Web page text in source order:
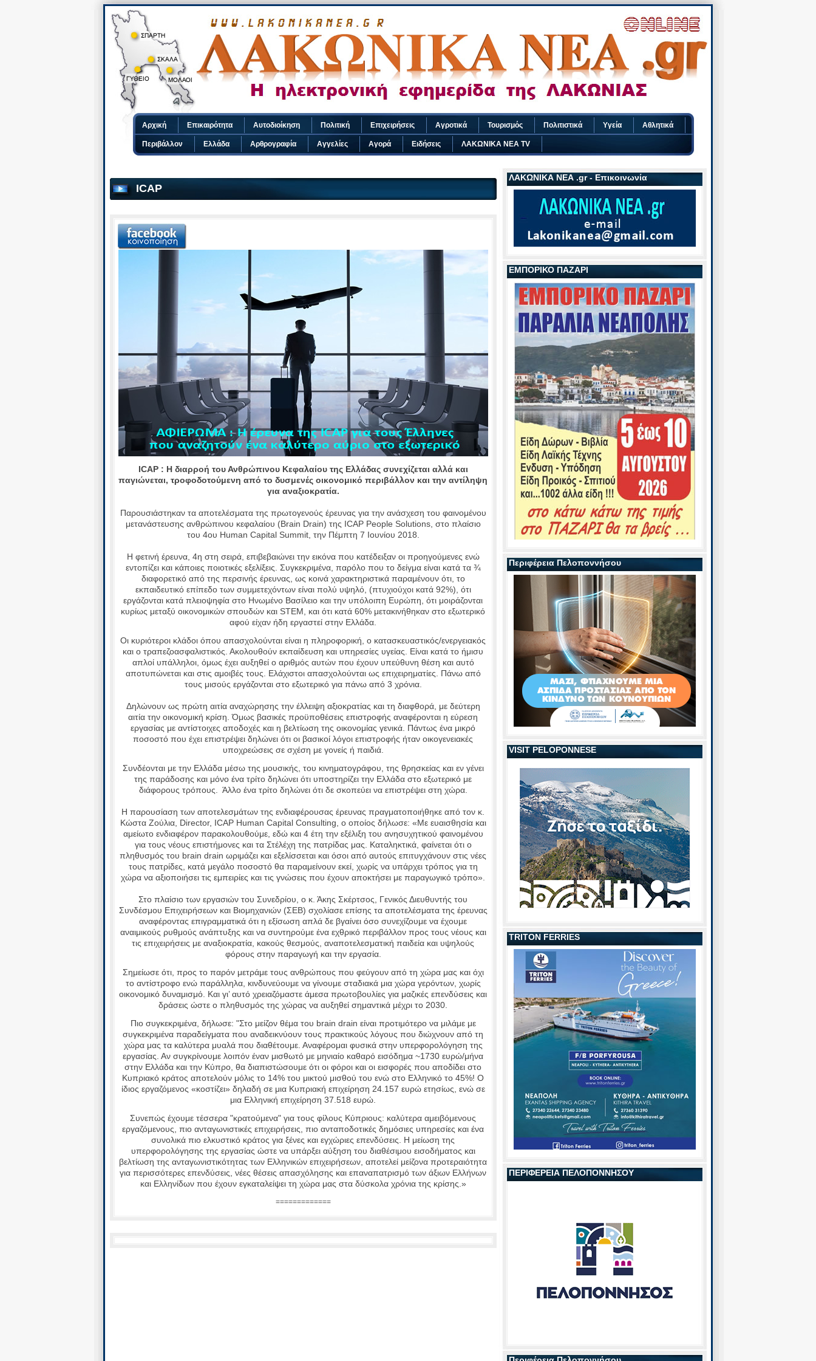
ΛΑΚΩΝΙΚΑ ΝΕΑ .gr - Επικοινωνία
ΕΜΠΟΡΙΚΟ ΠΑΖΑΡΙ
Περιφέρεια Πελοποννήσου
VISIT PELOPONNESE
TRITON FERRIES
ΠΕΡΙΦΕΡΕΙΑ ΠΕΛΟΠΟΝΝΗΣΟΥ
ICAP
ΙCAP : Η διαρροή του Ανθρώπινου Κεφαλαίου της Ελλάδας συνεχίζεται αλλά και
παγιώνεται, τροφοδοτούμενη από το δυσμενές οικονομικό περιβάλλον και την αντίληψη
για αναξιοκρατία.
Παρουσιάστηκαν τα αποτελέσματα της πρωτογενούς έρευνας για την ανάσχεση του φαινομένου
μετανάστευσης ανθρώπινου κεφαλαίου (Brain Drain) της ICAP People Solutions, στο πλαίσιο
του 4ου Human Capital Summit, την Πέμπτη 7 Ιουνίου 2018.
Η φετινή έρευνα, 4η στη σειρά, επιβεβαιώνει την εικόνα που κατέδειξαν οι προηγούμενες ενώ
εντοπίζει και κάποιες ποιοτικές εξελίξεις. Συγκεκριμένα, παρόλο που το δείγμα είναι κατά τα ¾
διαφορετικό από της περσινής έρευνας, ως κοινά χαρακτηριστικά παραμένουν ότι, το
εκπαιδευτικό επίπεδο των συμμετεχόντων είναι πολύ υψηλό, (πτυχιούχοι κατά 92%), ότι
εργάζονται κατά πλειοψηφία στο Ηνωμένο Βασίλειο και την υπόλοιπη Ευρώπη, ότι μοιράζονται
κυρίως μεταξύ οικονομικών σπουδών και STEM, και ότι κατά 60% μετακινήθηκαν στο εξωτερικό
αφού είχαν ήδη εργαστεί στην Ελλάδα.
Οι κυριότεροι κλάδοι όπου απασχολούνται είναι η πληροφορική, ο κατασκευαστικός/ενεργειακός
και ο τραπεζοασφαλιστικός. Ακολουθούν εκπαίδευση και υπηρεσίες υγείας. Είναι κατά το ήμισυ
απλοί υπάλληλοι, όμως έχει αυξηθεί ο αριθμός αυτών που έχουν υπεύθυνη θέση και αυτό
αποτυπώνεται και στις αμοιβές τους. Ελάχιστοι απασχολούνται ως επιχειρηματίες. Πάνω από
τους μισούς εργάζονται στο εξωτερικό για πάνω από 3 χρόνια.
Δηλώνουν ως πρώτη αιτία αναχώρησης την έλλειψη αξιοκρατίας και τη διαφθορά, με δεύτερη
αιτία την οικονομική κρίση. Όμως βασικές προϋποθέσεις επιστροφής αναφέρονται η εύρεση
εργασίας με αντίστοιχες αποδοχές και η βελτίωση της οικονομίας γενικά. Πάντως ένα μικρό
ποσοστό που έχει επιστρέψει δηλώνει ότι οι βασικοί λόγοι επιστροφής ήταν οικογενειακές
υποχρεώσεις σε σχέση με γονείς ή παιδιά.
Συνδέονται με την Ελλάδα μέσω της μουσικής, του κινηματογράφου, της θρησκείας και εν γένει
της παράδοσης και μόνο ένα τρίτο δηλώνει ότι υποστηρίζει την Ελλάδα στο εξωτερικό με
διάφορους τρόπους. Άλλο ένα τρίτο δηλώνει ότι δε σκοπεύει να επιστρέψει στη χώρα.
Η παρουσίαση των αποτελεσμάτων της ενδιαφέρουσας έρευνας πραγματοποιήθηκε από τον κ.
Κώστα Ζούλια, Director, ICAP Human Capital Consulting, ο οποίος δήλωσε: «Με ευαισθησία και
αμείωτο ενδιαφέρον παρακολουθούμε, εδώ και 4 έτη την εξέλιξη του ανησυχητικού φαινομένου
για τους νέους επιστήμονες και τα Στέλέχη της πατρίδας μας. Καταληκτικά, φαίνεται ότι ο
πληθυσμός του brain drain ωριμάζει και εξελίσσεται και όσοι από αυτούς επιτυγχάνουν στις νέες
τους πατρίδες, κατά μεγάλο ποσοστό θα παραμείνουν εκεί, χωρίς να υπάρχει τρόπος για τη
χώρα να αξιοποιήσει τις εμπειρίες και τις γνώσεις που έχουν αποκτήσει με παραγωγικό τρόπο».
Στο πλαίσιο των εργασιών του Συνεδρίου, ο κ. Άκης Σκέρτσος, Γενικός Διευθυντής του
Συνδέσμου Επιχειρήσεων και Βιομηχανιών (ΣΕΒ) σχολίασε επίσης τα αποτελέσματα της έρευνας
αναφέροντας επιγραμματικά ότι η εξίσωση απλά δε βγαίνει όσο συνεχίζουμε να έχουμε
αναιμικούς ρυθμούς ανάπτυξης και να συντηρούμε ένα εχθρικό περιβάλλον προς τους νέους και
τις επιχειρήσεις με αναξιοκρατία, κακούς θεσμούς, αναποτελεσματική παιδεία και υψηλούς
φόρους στην παραγωγή και την εργασία.
Σημείωσε ότι, προς το παρόν μετράμε τους ανθρώπους που φεύγουν από τη χώρα μας και όχι
το αντίστροφο ενώ παράλληλα, κινδυνεύουμε να γίνουμε σταδιακά μια χώρα γερόντων, χωρίς
οικονομικό δυναμισμό. Και γι’ αυτό χρειαζόμαστε άμεσα πρωτοβουλίες για μαζικές επενδύσεις και
δράσεις ώστε ο πληθυσμός της χώρας να αυξηθεί σημαντικά μέχρι το 2030.
Πιο συγκεκριμένα, δήλωσε: "Στο μείζον θέμα του brain drain είναι προτιμότερο να μιλάμε με
συγκεκριμένα παραδείγματα που αναδεικνύουν τους πρακτικούς λόγους που διώχνουν από τη
χώρα μας τα καλύτερα μυαλά που διαθέτουμε. Αναφέρομαι φυσικά στην υπερφορολόγηση της
εργασίας. Αν συγκρίνουμε λοιπόν έναν μισθωτό με μηνιαίο καθαρό εισόδημα ~1730 ευρώ/μήνα
στην Ελλάδα και την Κύπρο, θα διαπιστώσουμε ότι οι φόροι και οι εισφορές που αποδίδει στο
Κυπριακό κράτος αποτελούν μόλις το 14% του μικτού μισθού του ενώ στο Ελληνικό το 45%! Ο
ίδιος εργαζόμενος «κοστίζει» δηλαδή σε μια Κυπριακή επιχείρηση 24.157 ευρώ ετησίως, ενώ σε
μια Ελληνική επιχείρηση 37.518 ευρώ.
Συνεπώς έχουμε τέσσερα "κρατούμενα" για τους φίλους Κύπριους: καλύτερα αμειβόμενους
εργαζόμενους, πιο ανταγωνιστικές επιχειρήσεις, πιο ανταποδοτικές δημόσιες υπηρεσίες και ένα
συνολικά πιο ελκυστικό κράτος για ξένες και εγχώριες επενδύσεις. Η μείωση της
υπερφορολόγησης της εργασίας ώστε να υπάρξει αύξηση του διαθέσιμου εισοδήματος και
βελτίωση της ανταγωνιστικότητας των Ελληνικών επιχειρήσεων, αποτελεί μείζονα προτεραιότητα
για περισσότερες επενδύσεις, νέες θέσεις απασχόλησης και επαναπατρισμό των άξιων Ελλήνων
και Ελληνίδων που έχουν εγκαταλείψει τη χώρα μας στα δύσκολα χρόνια της κρίσης.»
=============
Αρχική Επικαιρότητα Αυτοδιοίκηση Πολιτική Επιχειρήσεις Αγροτικά Τουρισμός Πολιτιστικά Υγεία Αθλητικά
Περιβάλλον Ελλάδα Αρθρογραφία Αγγελίες Αγορά Ειδήσεις ΛΑΚΩΝΙΚΑ ΝΕΑ TV